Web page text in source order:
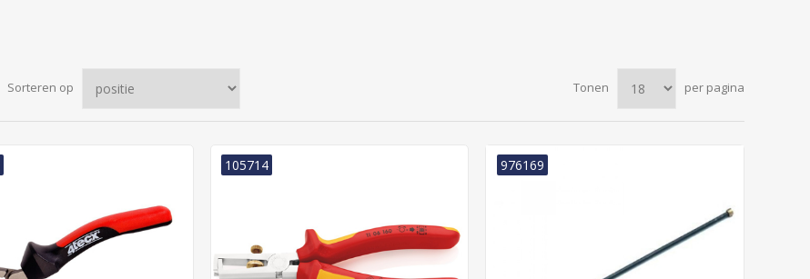
Sorteren op Tonen per pagina
105714 976169